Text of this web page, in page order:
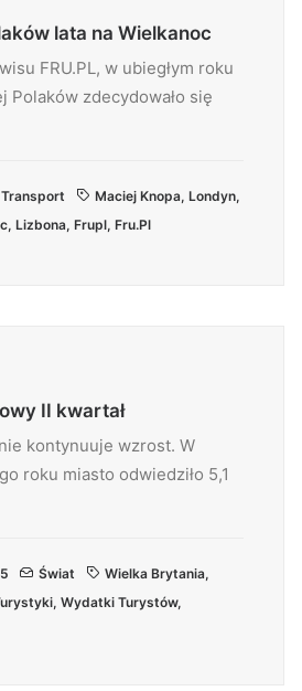
lata na Wielkanoc
FRU.PL, w ubiegłym roku
Polaków zdecydowało się
Transport Maciej Knopa, Londyn,
, Lizbona, Frupl, Fru.pl
II kwartał
kontynuuje wzrost. W
roku miasto odwiedziło 5,1
Świat Wielka Brytania,
, Wydatki Turystów,